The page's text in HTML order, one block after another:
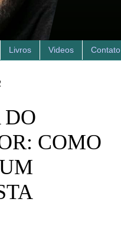
Livros Videos Contato
DO
COMO